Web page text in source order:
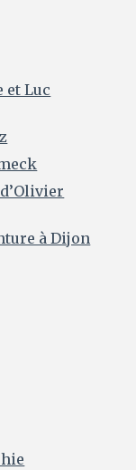
et Luc
à Dijon